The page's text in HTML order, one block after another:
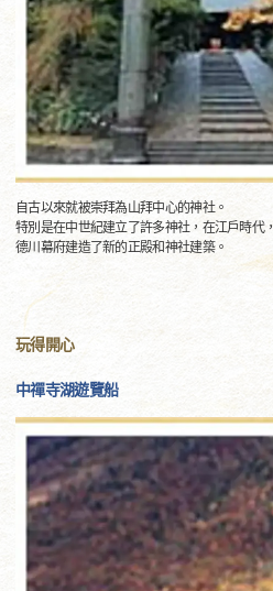
自古以來就被崇拜為山拜中心的神社。
特別是在中世紀建立了許多神社，在江戶時代，
德川幕府建造了新的正殿和神社建築。
玩得開心
中禪寺湖遊覽船